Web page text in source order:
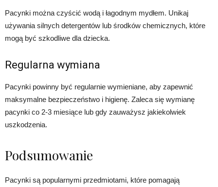
Pacynki można czyścić wodą i łagodnym mydłem. Unikaj
używania silnych detergentów lub środków chemicznych, które
mogą być szkodliwe dla dziecka.
Regularna wymiana
Pacynki powinny być regularnie wymieniane, aby zapewnić
maksymalne bezpieczeństwo i higienę. Zaleca się wymianę
pacynki co 2-3 miesiące lub gdy zauważysz jakiekolwiek
uszkodzenia.
Podsumowanie
Pacynki są popularnymi przedmiotami, które pomagają